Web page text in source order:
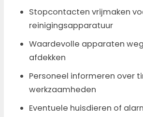
Stopcontacten vrijmaken
reinigingsapparatuur
Waardevolle apparaten
afdekken
Personeel informeren over
werkzaamheden
Eventuele huisdieren of